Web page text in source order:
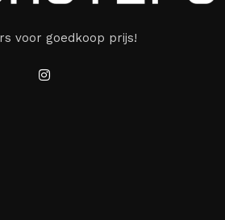
voor goedkoop prijs!